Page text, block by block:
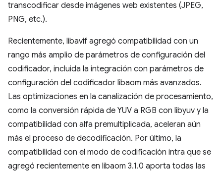
transcodificar desde imágenes web existentes (JPEG,
PNG, etc.).
Recientemente, libavif agregó compatibilidad con un
rango más amplio de parámetros de configuración del
codificador, incluida la integración con parámetros de
configuración del codificador libaom más avanzados.
Las optimizaciones en la canalización de procesamiento,
como la conversión rápida de YUV a RGB con libyuv y la
compatibilidad con alfa premultiplicada, aceleran aún
más el proceso de decodificación. Por último, la
compatibilidad con el modo de codificación intra que se
agregó recientemente en libaom 3.1.0 aporta todas las